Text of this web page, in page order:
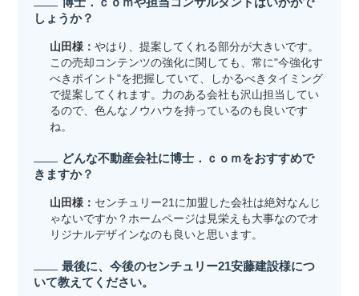
しょうか？
山田様：やはり、提案してくれる部分が大きいです。
この売却コンテンツの強化に関しても、常に"今強化す
べきポイント"を把握していて、しかるべきタイミング
で提案してくれます。力のある会社も沢山担当してい
るので、色んなノウハウを持っているのも良いです
ね。
どんな不動産会社に博士．ｃｏｍをおすすめで
きますか？
山田様： センチュリー21に加盟した会社は絶対なんじ
ゃないですか？ホームページは見栄えも大事なのでオ
リジナルデザインなのも良いと思います。
最後に、今後のセンチュリー21安藤建設様につ
いて教えてください。